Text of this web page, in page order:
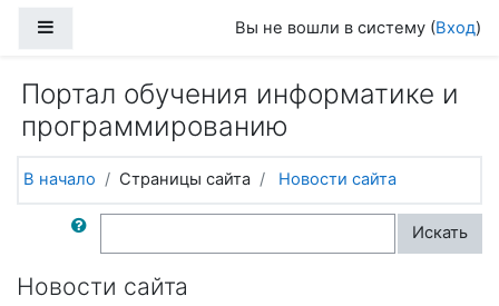
Вы не вошли в систему (Вход)
Портал обучения информатике и
программированию
В начало Страницы сайта Новости сайта
Поиск по форумам Искать
Новости сайта